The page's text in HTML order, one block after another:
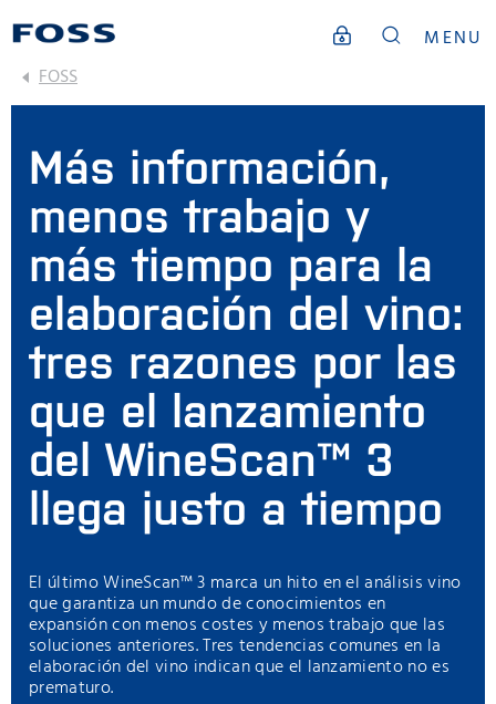
MENU
FOSS
Más información,
menos trabajo y
más tiempo para la
elaboración del vino:
tres razones por las
que el lanzamiento
del WineScan™ 3
llega justo a tiempo
El último WineScan™ 3 marca un hito en el análisis vino
que garantiza un mundo de conocimientos en
expansión con menos costes y menos trabajo que las
soluciones anteriores. Tres tendencias comunes en la
elaboración del vino indican que el lanzamiento no es
prematuro.